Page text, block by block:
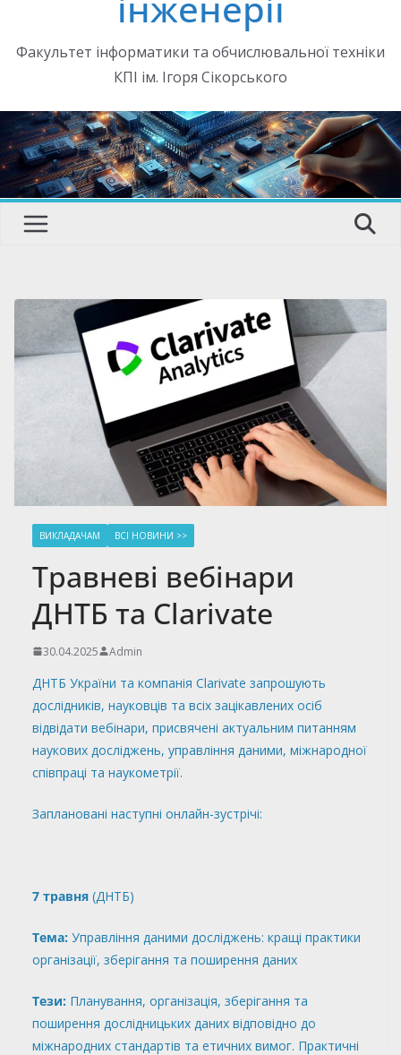
Факультет інформатики та обчислювальної техніки
КПІ ім. Ігоря Сікорського
ВИКЛАДАЧАМ ВСІ НОВИНИ >>
Травневі вебінари
ДНТБ та Clarivate
30.04.2025 Admin
ДНТБ України та компанія Clarivate запрошують
дослідників, науковців та всіх зацікавлених осіб
відвідати вебінари, присвячені актуальним питанням
наукових досліджень, управління даними, міжнародної
співпраці та наукометрії.
Заплановані наступні онлайн-зустрічі:
7 травня (ДНТБ)
Тема: Управління даними досліджень: кращі практики
організації, зберігання та поширення даних
Тези: Планування, організація, зберігання та
поширення дослідницьких даних відповідно до
міжнародних стандартів та етичних вимог. Практичні